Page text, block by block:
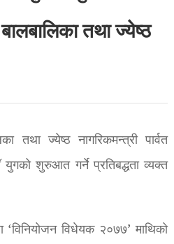
तथा ज्येष्ठ
तथा ज्येष्ठ नागरिकमन्त्री पार्वत
शुरुआत गर्ने प्रतिबद्धता व्यक्त
विधेयक २०७७’ माथिको